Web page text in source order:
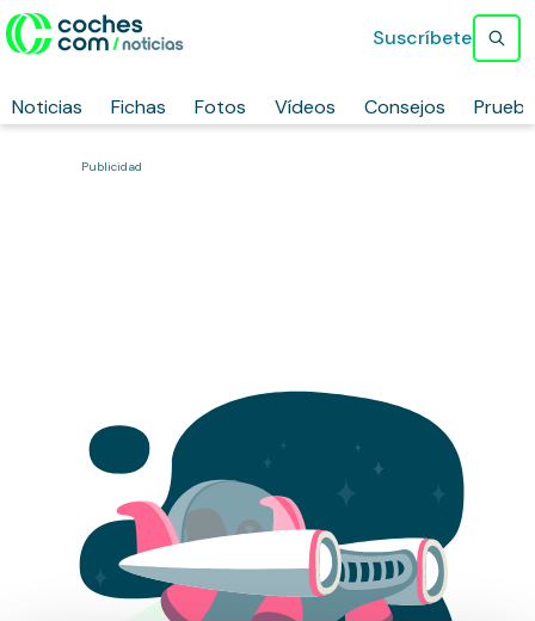
Noticias Fichas Fotos Vídeos Consejos
Suscríbete
Publicidad